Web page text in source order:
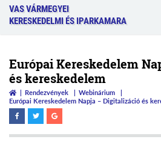
VAS VÁRMEGYEI
KERESKEDELMI ÉS IPARKAMARA
Európai Kereskedelem
és kereskedelem
Rendezvények
Webinárium
Európai Kereskedelem Napja – Digitalizáció és